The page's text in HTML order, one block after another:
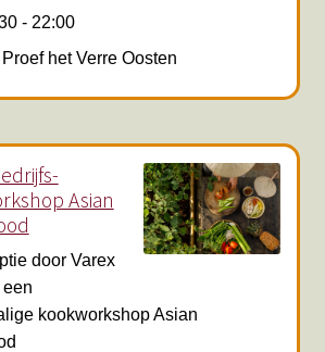
- 22:00
het Verre Oosten
Asian
door Varex
een
kookworkshop Asian